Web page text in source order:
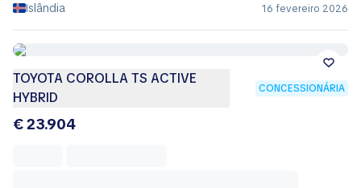
Islândia
16 fevereiro 2026
TOYOTA COROLLA TS ACTIVE
HYBRID
CONCESSIONÁRIA
€ 23.904